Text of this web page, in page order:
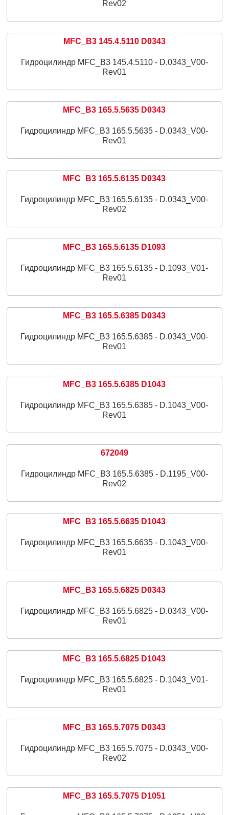
Rev02
MFC_B3 145.4.5110 D0343
Гидроцилиндр MFC_B3 145.4.5110 - D.0343_V00-
Rev01
MFC_B3 165.5.5635 D0343
Гидроцилиндр MFC_B3 165.5.5635 - D.0343_V00-
Rev01
MFC_B3 165.5.6135 D0343
Гидроцилиндр MFC_B3 165.5.6135 - D.0343_V00-
Rev02
MFC_B3 165.5.6135 D1093
Гидроцилиндр MFC_B3 165.5.6135 - D.1093_V01-
Rev01
MFC_B3 165.5.6385 D0343
Гидроцилиндр MFC_B3 165.5.6385 - D.0343_V00-
Rev01
MFC_B3 165.5.6385 D1043
Гидроцилиндр MFC_B3 165.5.6385 - D.1043_V00-
Rev01
672049
Гидроцилиндр MFC_B3 165.5.6385 - D.1195_V00-
Rev02
MFC_B3 165.5.6635 D1043
Гидроцилиндр MFC_B3 165.5.6635 - D.1043_V00-
Rev01
MFC_B3 165.5.6825 D0343
Гидроцилиндр MFC_B3 165.5.6825 - D.0343_V00-
Rev01
MFC_B3 165.5.6825 D1043
Гидроцилиндр MFC_B3 165.5.6825 - D.1043_V01-
Rev01
MFC_B3 165.5.7075 D0343
Гидроцилиндр MFC_B3 165.5.7075 - D.0343_V00-
Rev02
MFC_B3 165.5.7075 D1051